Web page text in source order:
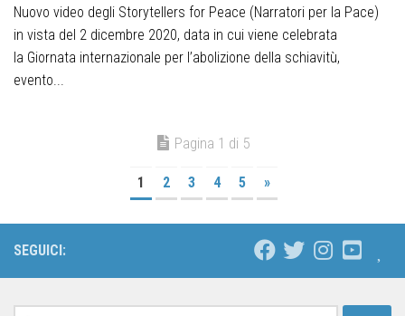
Nuovo video degli Storytellers for Peace (Narratori per la Pace)
in vista del 2 dicembre 2020, data in cui viene celebrata
la Giornata internazionale per l’abolizione della schiavitù,
evento...
Pagina 1 di 5
1 2 3 4 5 »
SEGUICI: